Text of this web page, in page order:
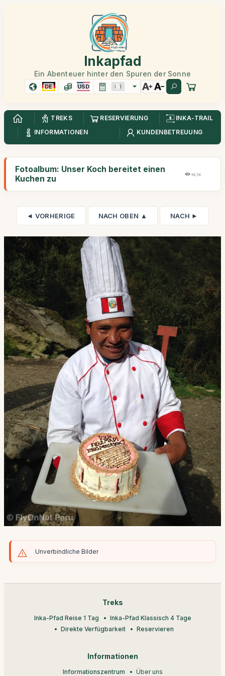
Inkapfad
Ein Abenteuer hinter den Spuren der Sonne
DE USD
TREKS RESERVIERUNG
INKA-TRAIL
INFORMATIONEN
KUNDENBETREUUNG
Fotoalbum: Unser Koch bereitet einen
Kuchen zu
55,7K
◄ VORHERIGE NACH OBEN ▲ NACH ►
Unverbindliche Bilder
Treks
Inka-Pfad Reise 1 Tag
Inka-Pfad Klassisch 4 Tage
Direkte Verfügbarkeit
Reservieren
Informationen
Informationszentrum Über uns